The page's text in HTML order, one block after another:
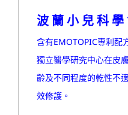
波蘭小兒科
含有EMOTOPIC專利配
獨立醫學研究中心在皮
齡及不同程度的乾性不
效修護。